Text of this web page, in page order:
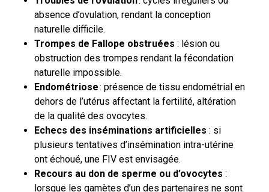
absence d’ovulation, rendant la conception
naturelle difficile.
Trompes de Fallope obstruées : lésion ou
obstruction des trompes rendant la fécondation
naturelle impossible.
Endométriose: présence de tissu endométrial en
dehors de l’utérus affectant la fertilité, altération
de la qualité des ovocytes.
Echecs des inséminations artificielles : si
plusieurs tentatives d’insémination intra-utérine
ont échoué, une FIV est envisagée.
Recours au don de sperme ou d’ovocytes :
lorsque les gamètes d’un des partenaires ne sont